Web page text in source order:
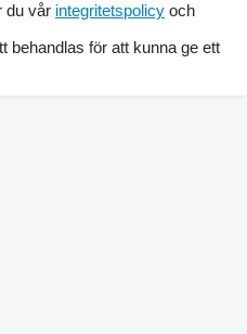
du vår integritetspolicy och
behandlas för att kunna ge ett